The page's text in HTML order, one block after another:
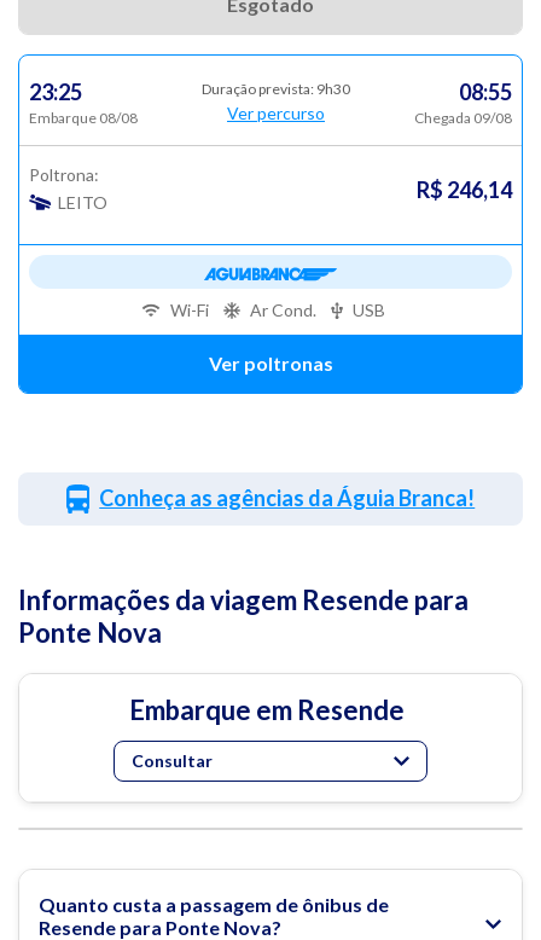
Esgotado
23:25
Embarque 08/08
Duração prevista: 9h30
Ver percurso
08:55
Chegada 09/08
Poltrona:
LEITO
R$ 246,14
Ver poltronas
Wi-Fi Ar Cond. USB
Conheça as agências da Águia Branca!
Informações da viagem Resende para
Ponte Nova
Embarque em Resende
Consultar
Quanto custa a passagem de ônibus de
Resende para Ponte Nova?